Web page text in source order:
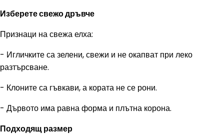
Изберете свежо дръвче
Признаци на свежа елха:
- Игличките са зелени, свежи и не окапват при леко
разтърсване.
- Клоните са гъвкави, а кората не се рони.
- Дървото има равна форма и плътна корона.
Подходящ размер